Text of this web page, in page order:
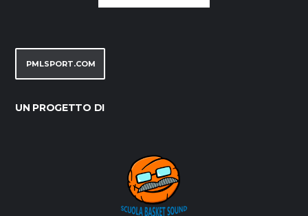
PMLSPORT.COM
UN PROGETTO DI